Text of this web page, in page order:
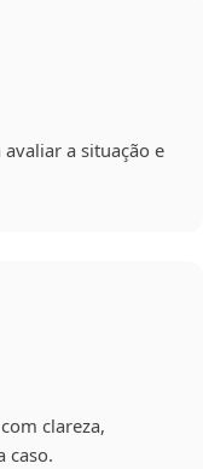
a situação e
clareza,
caso.